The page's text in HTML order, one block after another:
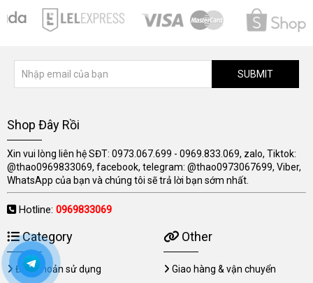
SUBMIT
Shop Đây Rồi
Xin vui lòng liên hệ SĐT: 0973.067.699 - 0969.833.069, zalo, Tiktok:
@thao0969833069, facebook, telegram: @thao0973067699, Viber,
WhatsApp của bạn và chúng tôi sẽ trả lời bạn sớm nhất.
Hotline: 0969833069
Category
Điều khoản sử dụng
Other
Giao hàng & vận chuyển